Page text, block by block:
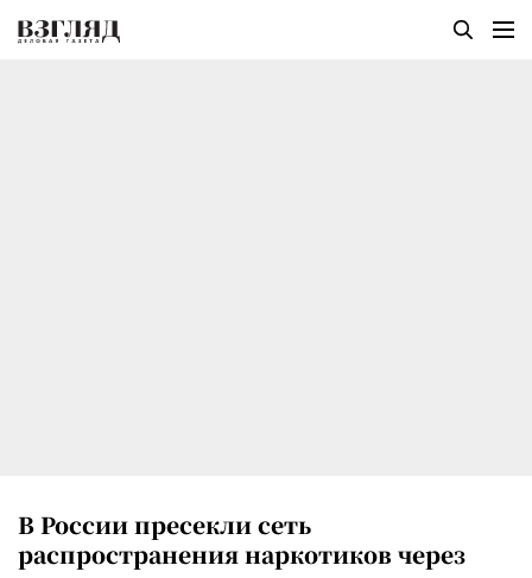
В России пресекли сеть
распространения наркотиков через